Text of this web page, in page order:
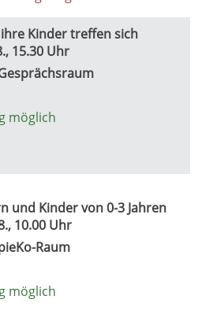
Kinder treffen sich
15.30 Uhr
möglich
und Kinder von 0-3 Jahren
10.00 Uhr
Raum
möglich